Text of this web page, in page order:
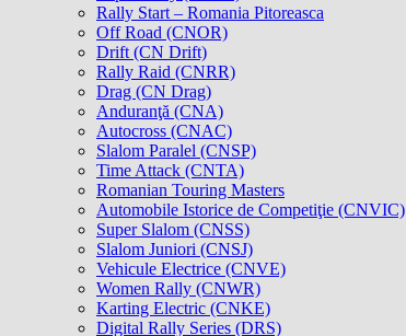
Rally Start – Romania Pitoreasca
Off Road (CNOR)
Drift (CN Drift)
Rally Raid (CNRR)
Drag (CN Drag)
Anduranţă (CNA)
Autocross (CNAC)
Slalom Paralel (CNSP)
Time Attack (CNTA)
Romanian Touring Masters
Automobile Istorice de Competiţie (CNVIC)
Super Slalom (CNSS)
Slalom Juniori (CNSJ)
Vehicule Electrice (CNVE)
Women Rally (CNWR)
Karting Electric (CNKE)
Digital Rally Series (DRS)